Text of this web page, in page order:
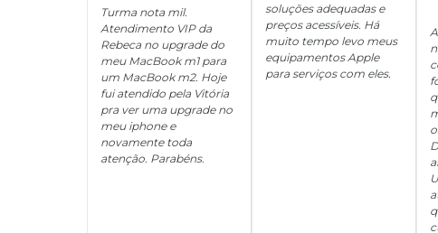
Turma nota mil.
Atendimento VIP da
Rebeca no upgrade do
meu MacBook m1 para
um MacBook m2. Hoje
fui atendido pela Vitória
pra ver uma upgrade no
meu iphone e
novamente toda
atenção. Parabéns.
soluções adequadas e
preços acessíveis. Há
muito tempo levo meus
equipamentos Apple
para serviços com eles.